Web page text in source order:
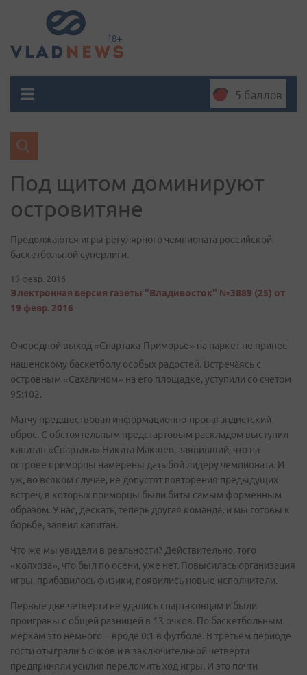
5 баллов
Под щитом доминируют
островитяне
​Продолжаются игры регулярного чемпионата российской
баскетбольной суперлиги.
19 февр. 2016
Электронная версия газеты "Владивосток" №3889 (25) от
19 февр. 2016
Очередной выход «Спартака-Приморье» на паркет не принес
нашенскому баскетболу особых радостей. Встречаясь с
островным «Сахалином» на его площадке, уступили со счетом
95:102.
Матчу предшествовал информационно-пропагандистский
вброс. С обстоятельным предстартовым раскладом выступил
капитан «Спартака» Никита Макшев, заявивший, что на
острове приморцы намерены дать бой лидеру чемпионата. И
уж, во всяком случае, не допустят повторения предыдущих
встреч, в которых приморцы были биты самым форменным
образом. У нас, дескать, теперь другая команда, и мы готовы к
борьбе, заявил капитан.
Что же мы увидели в реальности? Действительно, того
«колхоза», что был по осени, уже нет. Повысилась организация
игры, прибавилось физики, появились новые исполнители.
Первые две четверти не удались спартаковцам и были
проиграны с общей разницей в 13 очков. По баскетбольным
меркам это немного – вроде 0:1 в футболе. В третьем периоде
гости отыграли 6 очков и в заключительной четверти
предприняли усилия переломить ход игры. И это почти